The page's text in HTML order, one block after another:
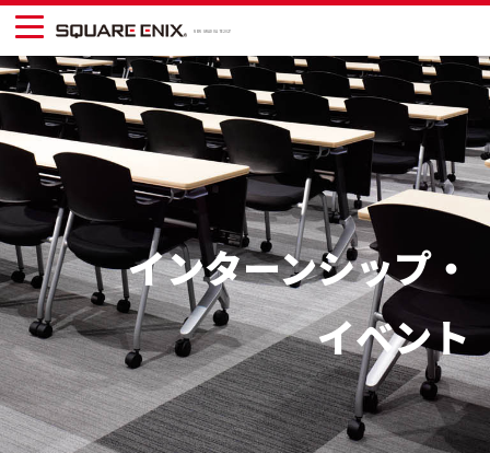
NEW GRADUATE 2027
インターンシップ・
イベント